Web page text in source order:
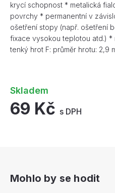
krycí schopnost * metalická
povrchy * permanentní v
ošetření stopy (např. ošetření
fixace vysokou teplotou atd.) *
tenký hrot F: průměr hrotu: 2,9
Skladem
69 Kč s DPH
Mohlo by se hodit